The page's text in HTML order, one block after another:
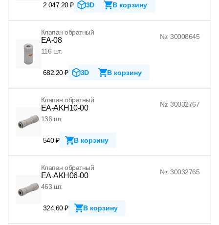
2 047.20 ₽ 3D В корзину
Клапан обратный
EA-08
№: 30008645
116 шт.
682.20 ₽ 3D В корзину
Клапан обратный
EA-AKH10-00
№: 30032767
136 шт.
540 ₽ В корзину
Клапан обратный
EA-AKH06-00
№: 30032765
463 шт.
324.60 ₽ В корзину